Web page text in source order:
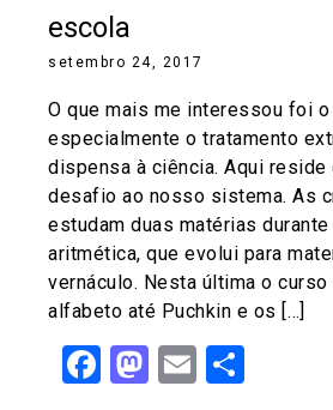
escola
setembro 24, 2017
O que mais me interessou foi o
especialmente o tratamento
dispensa à ciência. Aqui
desafio ao nosso sistema. As
estudam duas matérias
aritmética, que evolui para
vernáculo. Nesta última o
alfabeto até Puchkin e os […]
Facebook
Mastodon
Email